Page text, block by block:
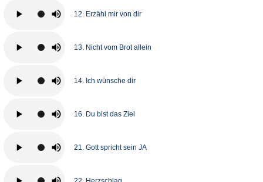
12. Erzähl mir von dir
13. Nicht vom Brot allein
14. Ich wünsche dir
16. Du bist das Ziel
21. Gott spricht sein JA